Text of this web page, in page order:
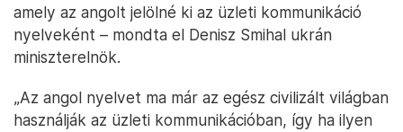
amely az angolt jelölné ki az üzleti kommunikáció
nyelveként – mondta el Denisz Smihal ukrán
miniszterelnök.
„Az angol nyelvet ma már az egész civilizált világban
használják az üzleti kommunikációban, így ha ilyen